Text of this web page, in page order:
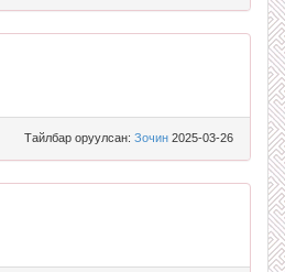
Тайлбар оруулсан: Зочин 2025-03-26